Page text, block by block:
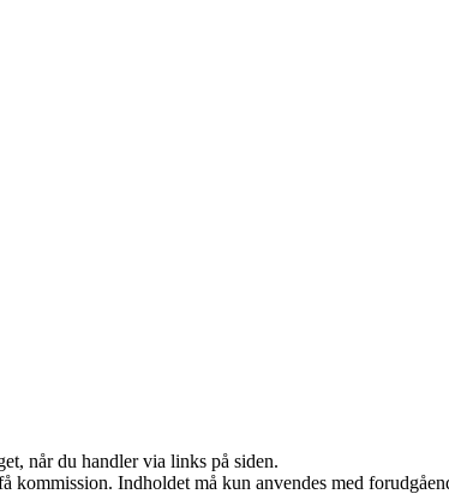
når du handler via links på siden.
Indholdet må kun anvendes med